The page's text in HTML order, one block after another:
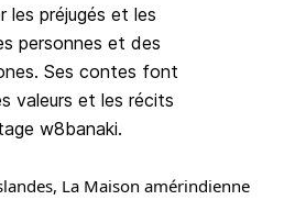
les préjugés et les
personnes et des
Ses contes font
valeurs et les récits
w8banaki.
La Maison amérindienne